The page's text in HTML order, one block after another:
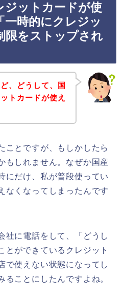
ジットカードが使
一時的にクレジッ
限をストップされ
、どうして、国
トカードが使え
ことですが、もしかしたら
もしれません。なぜか国産
にだけ、私が普段使ってい
なくなってしまったんです
社に電話をして、「どうし
とができているクレジット
で使えない状態になってし
ることにしたんですよね。